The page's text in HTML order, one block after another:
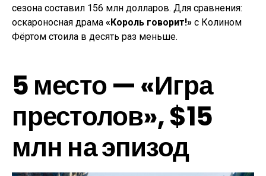
сезона составил 156 млн долларов. Для сравнения:
оскароносная драма «Король говорит!» с Колином
Фёртом стоила в десять раз меньше.
5 место — «Игра
престолов», $15
млн на эпизод